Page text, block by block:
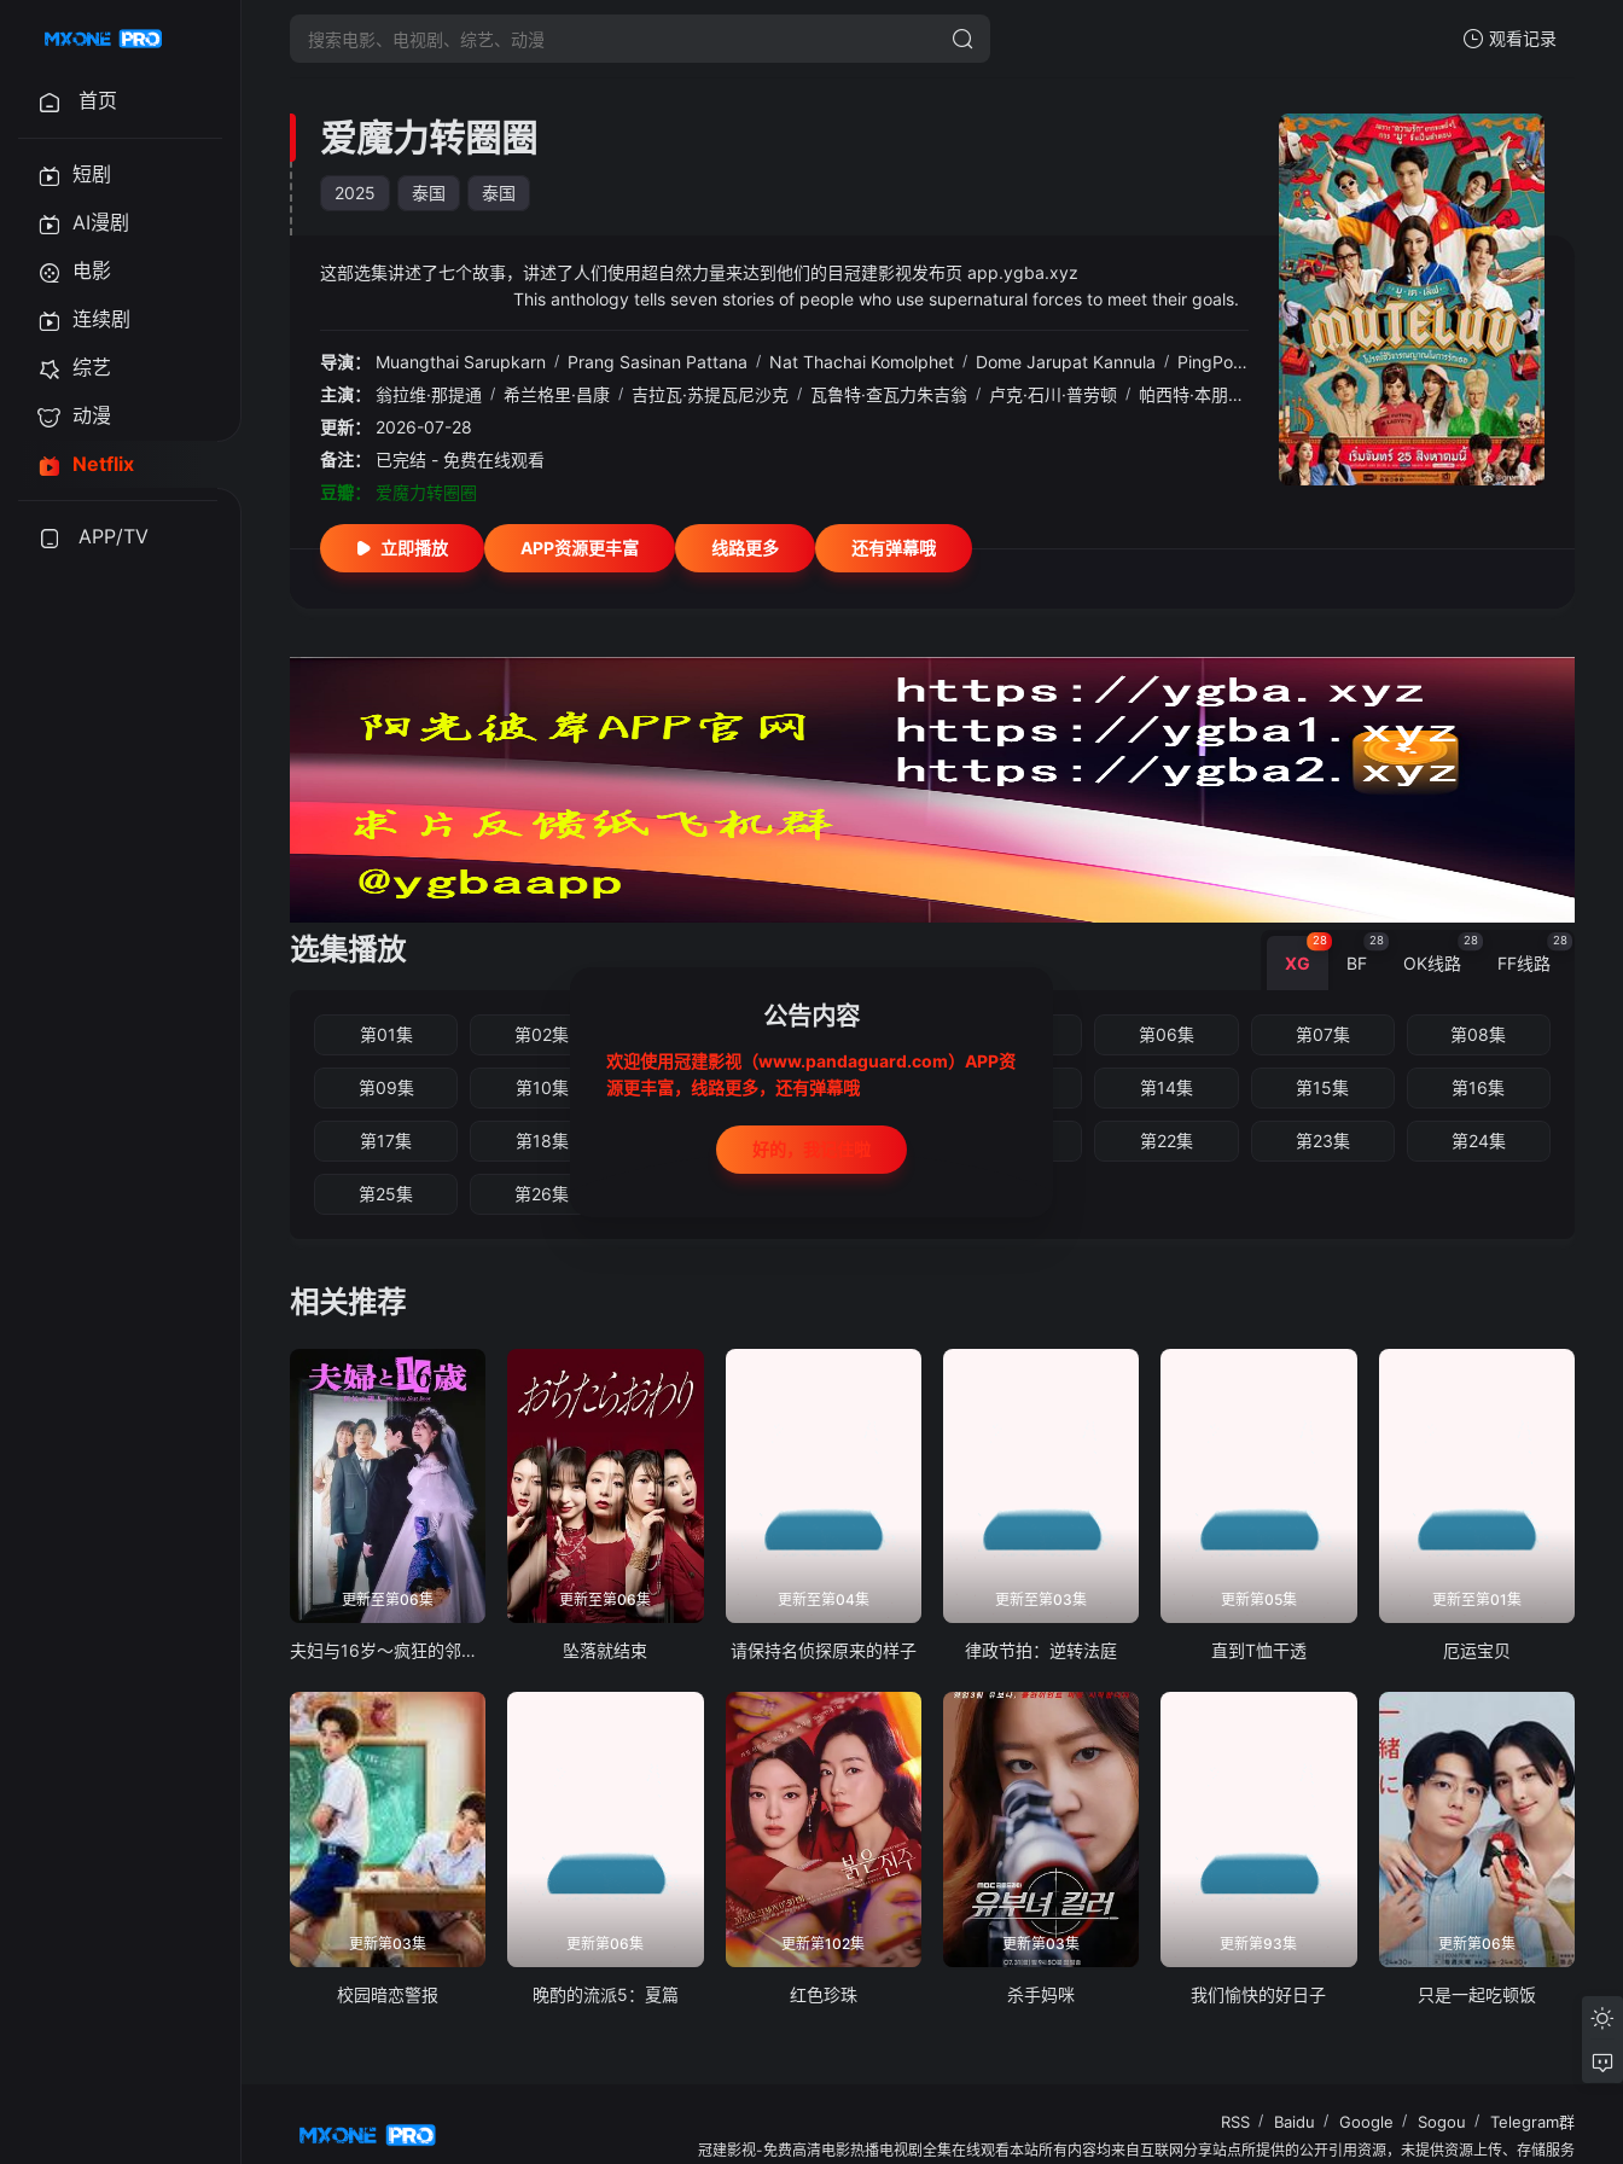
观看记录
暂无观看影片的记录
首页
短剧
AI漫剧
电影
连续剧
综艺
动漫
Netflix
APP/TV
爱魔力转圈圈
2025 泰国 泰国
这部选集讲述了七个故事，讲述了人们使用超自然力量来达到他们的目冠建影视发布页 app.ygba.xyz
This anthology tells seven stories of people who use supernatural forces to meet their goals.
导演： Muangthai Sarupkarn / Prang Sasinan Pattana / Nat Thachai Komolphet / Dome Jarupat Kannula / PingPong Suwanun Pohgudsai / Baitoey Thanaporn
主演：
翁拉维·那提通 / 希兰格里·昌康 / 吉拉瓦·苏提瓦尼沙克 / 瓦鲁特·查瓦力朱吉翁 / 卢克·石川·普劳顿 / 帕西特·本朋沙瓦 拉皮彭·苏帕提尼基德查 / 弗鲁克·纳特塔侬·
更新：
2026-07-28
备注：
已完结 - 免费在线观看
豆瓣：
爱魔力转圈圈
立即播放 APP资源更丰富 线路更多 还有弹幕哦
选集播放 XG
28
BF
28
OK线路
28
FF线路
28
第01集 第02集 第04集 第06集 第07集 第08集
第09集 第10集 第11集 第12集 第14集 第15集 第16集
第17集 第18集 第19集 第22集 第23集 第24集
第25集 第26集
相关推荐
更新至第06集
夫妇与16岁～疯狂的邻居～
更新至第06集
坠落就结束
更新至第04集
请保持名侦探原来的样子
更新至第03集
律政节拍：逆转法庭
更新第05集
直到T恤干透
更新至第01集
厄运宝贝
更新第03集
校园暗恋警报
更新第06集
晚酌的流派5：夏篇
更新第102集
红色珍珠
更新第03集
杀手妈咪
更新第93集
我们愉快的好日子
更新第06集
只是一起吃顿饭
RSS Baidu Google Sogou Telegram群
冠建影视-免费高清电影热播电视剧全集在线观看本站所有内容均来自互联网分享站点所提供的公开引用资源，未提供资源上传、存储服务
公告内容
欢迎使用冠建影视（www.pandaguard.com）APP资
源更丰富，线路更多，还有弹幕哦
好的，我记住啦